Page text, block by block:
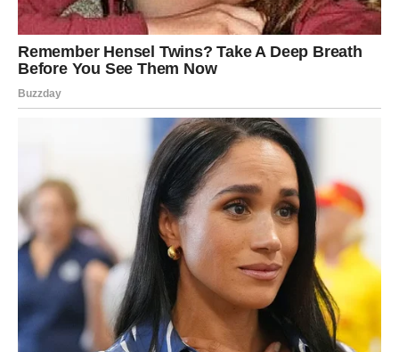
grudvice. Tijesto treba biti glatko ielastično, što je
temelj za uspješan nastavak pripreme.
3. Prvo dizanje
Kada je tijesto pripremljeno, potrebno ga je ostaviti da
Postavljanje za dizanje: Lagano pospite tijesto
brašnom, prekrijte ga čistom kuhinjskom krpom i
ostavite na toplom mjestu.
Tijesto treba narasti dok se volumen ne udvostruči.
Ovaj proces omogućava da se kvasac aktivno razvije i
stvori željenu prozračnost u pecivima.